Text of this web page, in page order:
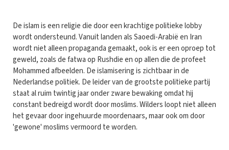
De islam is een religie die door een krachtige politieke lobby
wordt ondersteund. Vanuit landen als Saoedi-Arabië en Iran
wordt niet alleen propaganda gemaakt, ook is er een oproep tot
geweld, zoals de fatwa op Rushdie en op allen die de profeet
Mohammed afbeelden. De islamisering is zichtbaar in de
Nederlandse politiek. De leider van de grootste politieke partij
staat al ruim twintig jaar onder zware bewaking omdat hij
constant bedreigd wordt door moslims. Wilders loopt niet alleen
het gevaar door ingehuurde moordenaars, maar ook om door
'gewone' moslims vermoord te worden.